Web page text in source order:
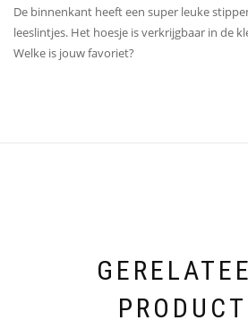
De binnenkant heeft een super leuke
leeslintjes. Het hoesje is verkrijgbaar in de
Welke is jouw favoriet?